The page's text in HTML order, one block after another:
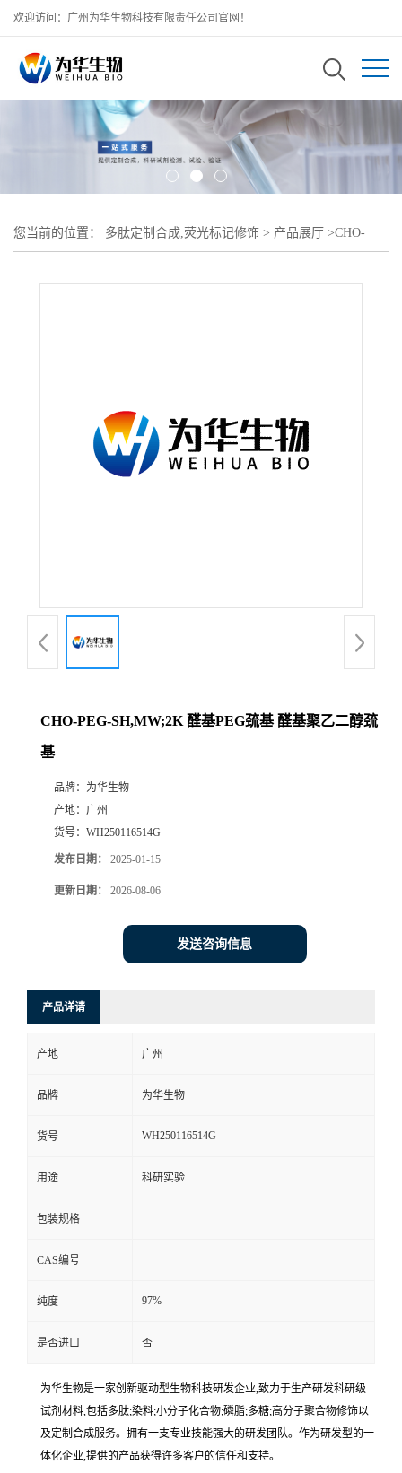
欢迎访问：广州为华生物科技有限责任公司官网！
您当前的位置： 多肽定制合成,荧光标记修饰 > 产品展厅 >CHO-
CHO-PEG-SH,MW;2K 醛基PEG巯基 醛基聚乙二醇巯
基
品牌： 为华生物
产地： 广州
货号： WH250116514G
发布日期： 2025-01-15
更新日期： 2026-08-06
发送咨询信息
产品详请
产地 广州
品牌 为华生物
货号 WH250116514G
用途 科研实验
包装规格
CAS编号
纯度 97%
是否进口 否
为华生物是一家创新驱动型生物科技研发企业,致力于生产研发科研级
试剂材料,包括多肽;染料;小分子化合物;磷脂;多糖;高分子聚合物修饰以
及定制合成服务。拥有一支专业技能强大的研发团队。作为研发型的一
体化企业,提供的产品获得许多客户的信任和支持。